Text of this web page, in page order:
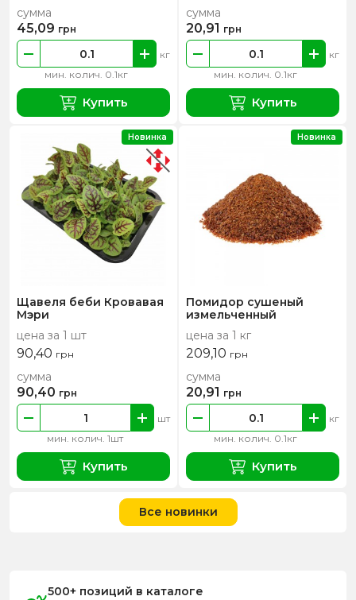
мин. колич. 0.1кг
кг
сумма
45,09 грн
Купить
мин. колич. 0.1кг
кг
сумма
20,91 грн
Купить
Щавеля беби Кровавая
Мэри
цена за 1 шт
90,40 грн
мин. колич. 1шт
шт
сумма
90,40 грн
Купить
Новинка
Помидор сушеный
измельченный
цена за 1 кг
209,10 грн
мин. колич. 0.1кг
кг
сумма
20,91 грн
Купить
Новинка
Все новинки
500+ позиций в каталоге